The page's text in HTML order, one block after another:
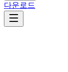
다운로드